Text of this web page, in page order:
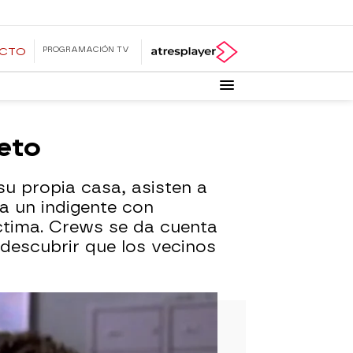
PROGRAMACIÓN TV
propia casa, asisten a
un indigente con
Crews se da cuenta
que los vecinos